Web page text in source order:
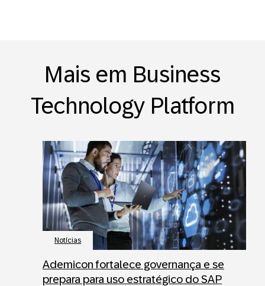
Mais em Business
Technology Platform
Notícias
Ademicon fortalece governança e se
prepara para uso estratégico do SAP